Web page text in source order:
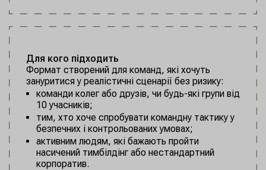
Для кого підходить
Формат створений для команд, які хочуть
зануритися у реалістичні сценарії без ризику:
команди колег або друзів, чи будь-які групи від
10 учасників;
тим, хто хоче спробувати командну тактику у
безпечних і контрольованих умовах;
активним людям, які бажають пройти
насичений тимбілдінг або нестандартний
корпоратив.